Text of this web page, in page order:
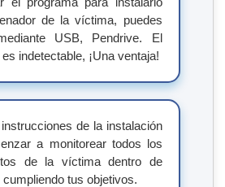
de la víctima, puedes
USB, Pendrive. El
indetectable, ¡Una ventaja!
de la instalación
a monitorear todos los
de la víctima dentro de
cumpliendo tus objetivos.